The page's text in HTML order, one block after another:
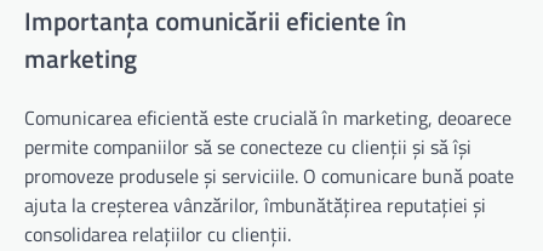
Importanța comunicării eficiente în
marketing
Comunicarea eficientă este crucială în marketing, deoarece
permite companiilor să se conecteze cu clienții și să își
promoveze produsele și serviciile. O comunicare bună poate
ajuta la creșterea vânzărilor, îmbunătățirea reputației și
consolidarea relațiilor cu clienții.